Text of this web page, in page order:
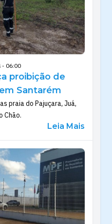
- 06:00
proibição de
Santarém
praia do Pajuçara, Juá,
Chão.
Leia Mais